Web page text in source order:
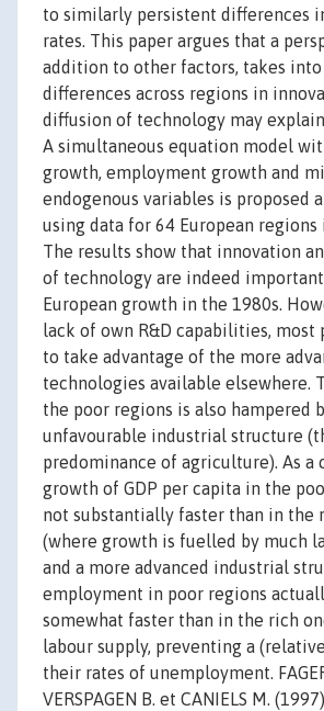
to similarly persistent differences
rates. This paper argues that a
addition to other factors, takes into
differences across regions in
diffusion of technology may
A simultaneous equation model
growth, employment growth and
endogenous variables is proposed
using data for 64 European regions
The results show that innovation
of technology are indeed
European growth in the 1980s.
lack of own R&D capabilities, most
to take advantage of the more
technologies available elsewhere.
the poor regions is also hampered
unfavourable industrial structure
predominance of agriculture). As a
growth of GDP per capita in the
not substantially faster than in the
(where growth is fuelled by much
and a more advanced industrial
employment in poor regions
somewhat faster than in the rich
labour supply, preventing a
their rates of unemployment.
VERSPAGEN B. et CANIELS M.